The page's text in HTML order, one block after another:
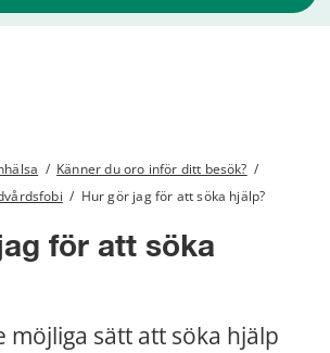
/ Känner du oro inför ditt besök? /
/ Hur gör jag för att söka hjälp?
för att söka
möjliga sätt att söka hjälp